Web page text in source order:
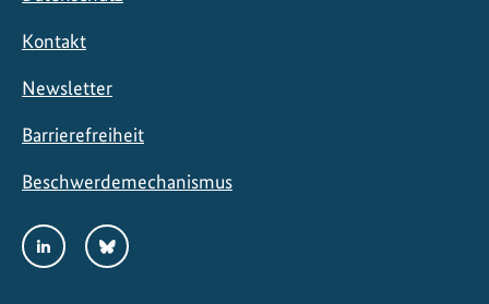
Kontakt
Newsletter
Barrierefreiheit
Beschwerdemechanismus
Social
Media
LinkedInBluesky